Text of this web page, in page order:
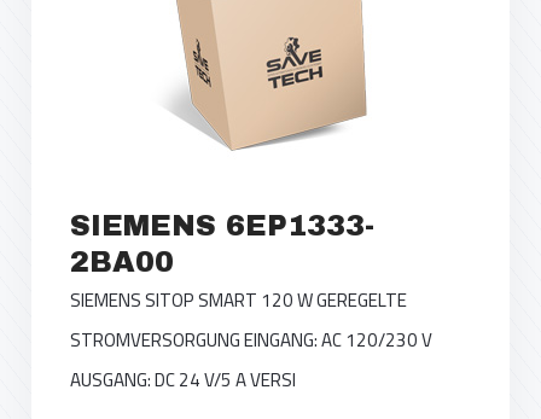
SIEMENS 6EP1333-
2BA00
SIEMENS SITOP SMART 120 W GEREGELTE
STROMVERSORGUNG EINGANG: AC 120/230 V
AUSGANG: DC 24 V/5 A VERSI